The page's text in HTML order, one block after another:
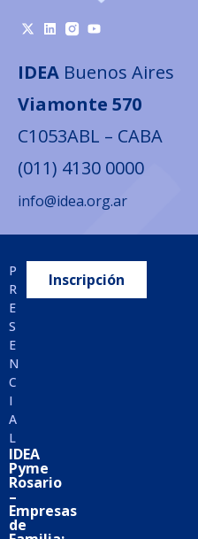
P
R
E
S
E
N
C
I
A
L
IDEA
Pyme
Rosario
–
Empresas
de
Inscripción
IDEA Buenos Aires
Viamonte 570
C1053ABL – CABA
(011) 4130 0000
info@idea.org.ar
IDEARosario
Santa Fe 1376 1° Piso